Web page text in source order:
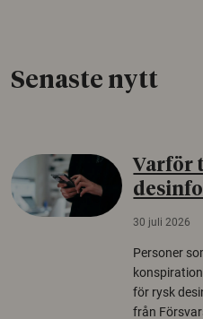
Senaste nytt
Varför
30 juli 2026
Personer
för rysk
från